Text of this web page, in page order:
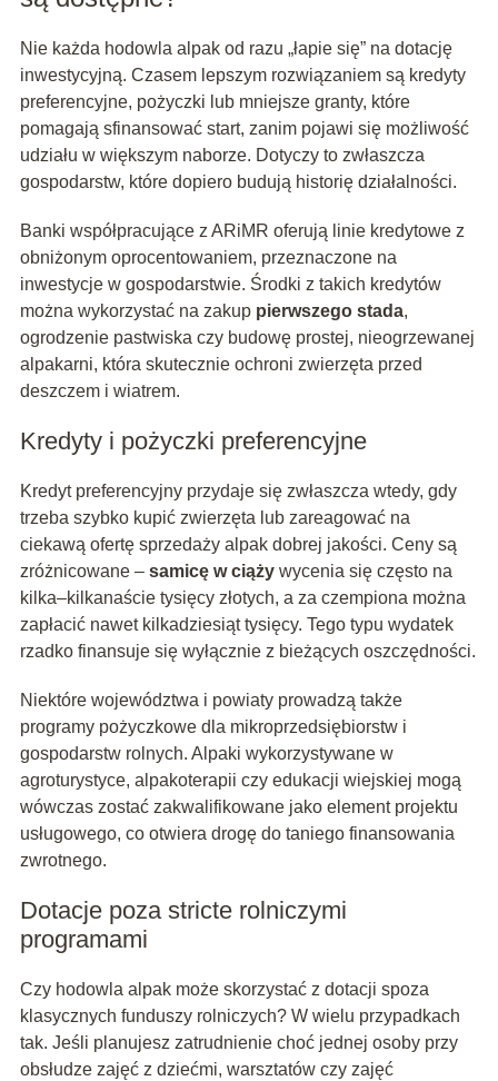
Nie każda hodowla alpak od razu „łapie się” na dotację
inwestycyjną. Czasem lepszym rozwiązaniem są kredyty
preferencyjne, pożyczki lub mniejsze granty, które
pomagają sfinansować start, zanim pojawi się możliwość
udziału w większym naborze. Dotyczy to zwłaszcza
gospodarstw, które dopiero budują historię działalności.
Banki współpracujące z ARiMR oferują linie kredytowe z
obniżonym oprocentowaniem, przeznaczone na
inwestycje w gospodarstwie. Środki z takich kredytów
można wykorzystać na zakup pierwszego stada,
ogrodzenie pastwiska czy budowę prostej, nieogrzewanej
alpakarni, która skutecznie ochroni zwierzęta przed
deszczem i wiatrem.
Kredyty i pożyczki preferencyjne
Kredyt preferencyjny przydaje się zwłaszcza wtedy, gdy
trzeba szybko kupić zwierzęta lub zareagować na
ciekawą ofertę sprzedaży alpak dobrej jakości. Ceny są
zróżnicowane – samicę w ciążywycenia się często na
kilka–kilkanaście tysięcy złotych, a za czempiona można
zapłacić nawet kilkadziesiąt tysięcy. Tego typu wydatek
rzadko finansuje się wyłącznie z bieżących oszczędności.
Niektóre województwa i powiaty prowadzą także
programy pożyczkowe dla mikroprzedsiębiorstw i
gospodarstw rolnych. Alpaki wykorzystywane w
agroturystyce, alpakoterapii czy edukacji wiejskiej mogą
wówczas zostać zakwalifikowane jako element projektu
usługowego, co otwiera drogę do taniego finansowania
zwrotnego.
Dotacje poza stricte rolniczymi
programami
Czy hodowla alpak może skorzystać z dotacji spoza
klasycznych funduszy rolniczych? W wielu przypadkach
tak. Jeśli planujesz zatrudnienie choć jednej osoby przy
obsłudze zajęć z dziećmi, warsztatów czy zajęć